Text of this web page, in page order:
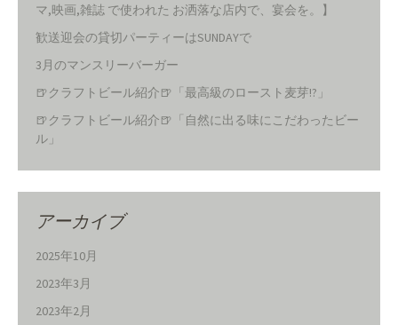
マ,映画,雑誌 で使われた お洒落な店内で、宴会を。】
歓送迎会の貸切パーティーはSUNDAYで
3月のマンスリーバーガー
🍺クラフトビール紹介🍺「最高級のロースト麦芽!?」
🍺クラフトビール紹介🍺「自然に出る味にこだわったビー
ル」
アーカイブ
2025年10月
2023年3月
2023年2月